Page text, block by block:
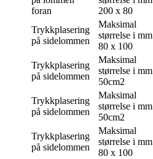
foran
200 x 80
Trykkplasering
på sidelommen
Maksimal
størrelse i mm
80 x 100
Trykkplasering
på sidelommen
Maksimal
størrelse i mm
50cm2
Trykkplasering
på sidelommen
Maksimal
størrelse i mm
50cm2
Trykkplasering
på sidelommen
Maksimal
størrelse i mm
80 x 100